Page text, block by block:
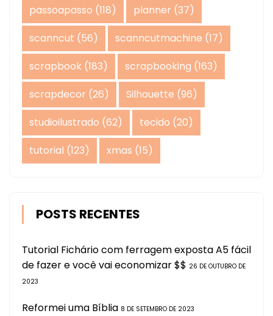
passoapasso (118) planner (37)
scanncut (56) scanncutmachine (17)
scrapbook (183) scrapbooking (163)
scrapdecor (26) Silhouette (96)
studioilustrado (62) tecido (20)
tutorial (123) xmas (15)
POSTS RECENTES
Tutorial Fichário com ferragem exposta A5 fácil
de fazer e você vai economizar $$ 26 DE OUTUBRO DE
2023
Reformei uma Bíblia 8 DE SETEMBRO DE 2023